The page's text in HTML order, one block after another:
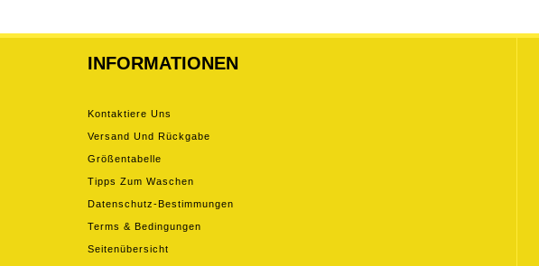
INFORMATIONEN
Kontaktiere Uns
Versand Und Rückgabe
Größentabelle
Tipps Zum Waschen
Datenschutz-Bestimmungen
Terms & Bedingungen
Seitenübersicht